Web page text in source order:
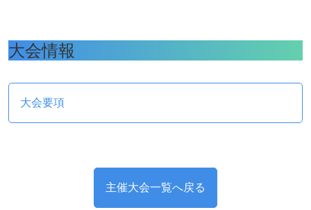
大会情報
大会要項
主催大会一覧へ戻る